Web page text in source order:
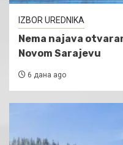
IZBOR UREDNIKA
Nema najava
Novom Sarajevu
6 дана ago